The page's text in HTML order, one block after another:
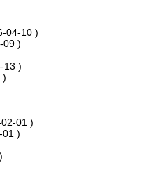
04-10 )
09 )
13 )
)
01 )
01 )